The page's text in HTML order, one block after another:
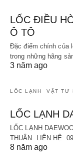
LỐC ĐIỀU
Ô TÔ
Đặc điểm chính của
trong những hãng
3 năm ago
LỐC LẠNH VẬT TƯ
LỐC LẠNH
LỐC LẠNH
THUẬN LIÊN HỆ:
8 năm ago